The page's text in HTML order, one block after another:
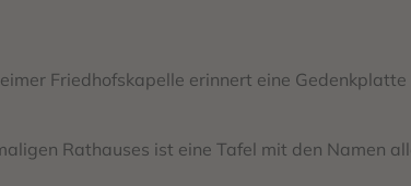
Friedhofskapelle erinnert eine
Rathauses ist eine Tafel mit den Namen